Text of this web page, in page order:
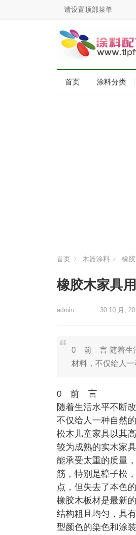
请设置顶部菜单
首页 涂料分类
首页 木器涂料 橡
橡胶木家具
admin 30 10 月,
0 前 言 随着生活
材料，不仅给人
0 前 言
随着生活水平不断
不仅给人一种自然
松木儿童家具以其
较为成熟的实木家
能承受太重的质量
筋，特别是樟子松
点，但失去了本色
橡胶木板材是最新
结构粗且均匀，具
型颜色的染色和涂